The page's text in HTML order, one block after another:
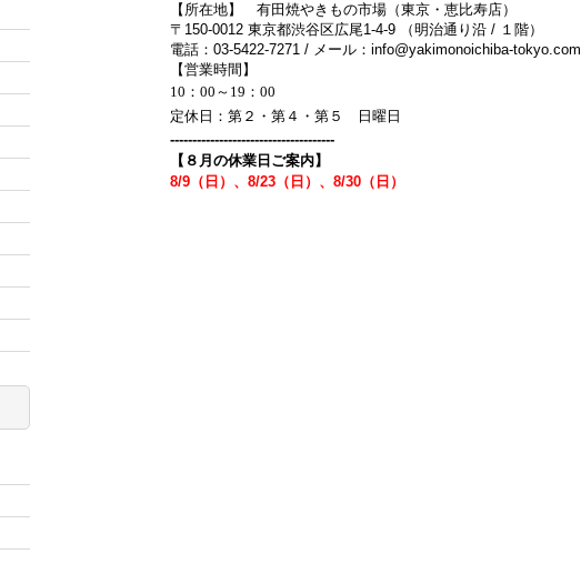
【所在地】 有田焼やきもの市場（東京・恵比寿店）
〒150-0012 東京都渋谷区広尾1-4-9 （明治通り沿 / １階）
電話：03-5422-7271 / メール：info@yakimonoichiba-tokyo.com
【営業時間】
10：00～19：00
定休日：第２・第４・第５ 日曜日
-------------------------------------
【８月の休業日ご案内】
8/9（日）、8/23（日）、8/30（日）